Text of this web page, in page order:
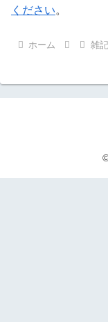
ください。
ホーム 雑記